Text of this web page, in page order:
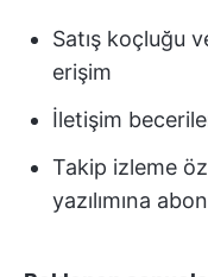
Satış koçluğu
erişim
İletişim
Takip izleme
yazılımına